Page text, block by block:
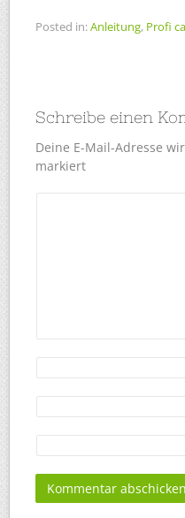
Posted in:Anleitung, Profi
Schreibe einen
Deine E-Mail-Adresse
markiert